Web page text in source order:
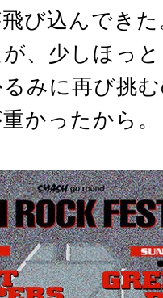
び込んでき
、少しほっ
みに再び挑
かったから。